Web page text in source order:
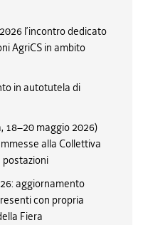
l’incontro dedicato
AgriCS in ambito
in autotutela di
18–20 maggio 2026)
alla Collettiva
postazioni
aggiornamento
con propria
Fiera